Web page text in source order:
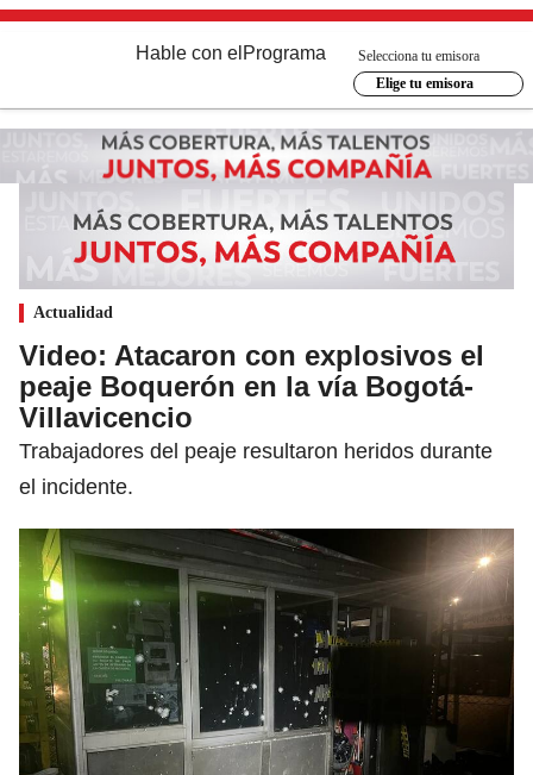
Hable con el Programa
Selecciona tu emisora
Elige tu emisora
Actualidad
Video: Atacaron con explosivos el
peaje Boquerón en la vía Bogotá-
Villavicencio
Trabajadores del peaje resultaron heridos durante
el incidente.